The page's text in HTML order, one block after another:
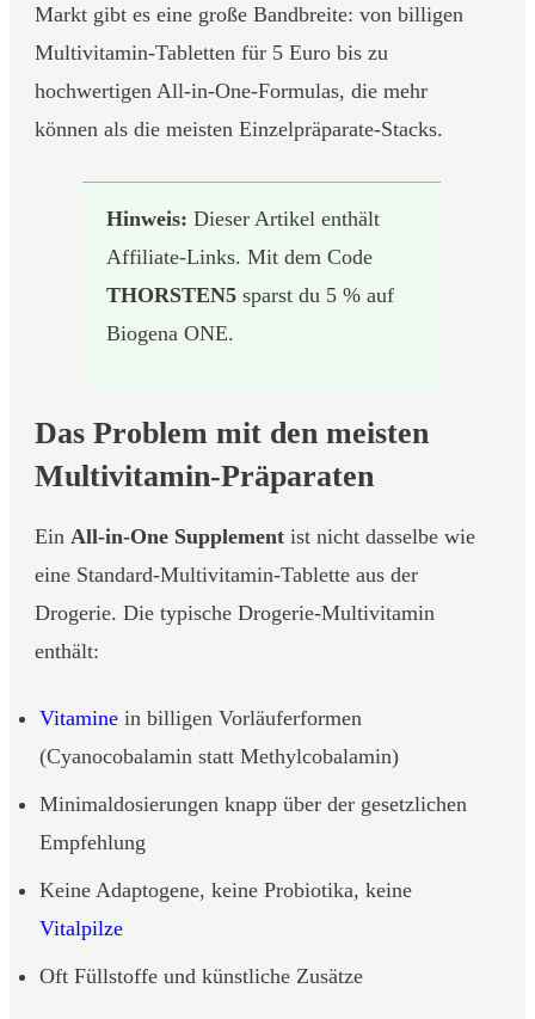
Markt gibt es eine große Bandbreite: von billigen
Multivitamin-Tabletten für 5 Euro bis zu
hochwertigen All-in-One-Formulas, die mehr
können als die meisten Einzelpräparate-Stacks.
Hinweis: Dieser Artikel enthält
Affiliate-Links. Mit dem Code
THORSTEN5 sparst du 5 % auf
Biogena ONE.
Das Problem mit den meisten
Multivitamin-Präparaten
Ein All-in-One Supplement ist nicht dasselbe wie
eine Standard-Multivitamin-Tablette aus der
Drogerie. Die typische Drogerie-Multivitamin
enthält:
Vitamine in billigen Vorläuferformen
(Cyanocobalamin statt Methylcobalamin)
Minimaldosierungen knapp über der gesetzlichen
Empfehlung
Keine Adaptogene, keine Probiotika, keine
Vitalpilze
Oft Füllstoffe und künstliche Zusätze